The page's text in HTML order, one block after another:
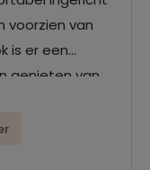
voorzien van
is er een
genieten van